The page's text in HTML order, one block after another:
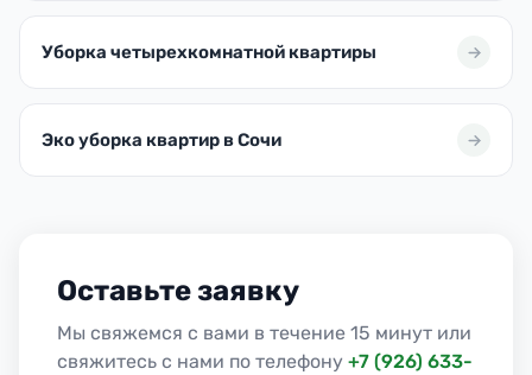
Уборка четырехкомнатной квартиры
Эко уборка квартир в Сочи
Оставьте заявку
Мы свяжемся с вами в течение 15 минут или
свяжитесь с нами по телефону +7 (926) 633-